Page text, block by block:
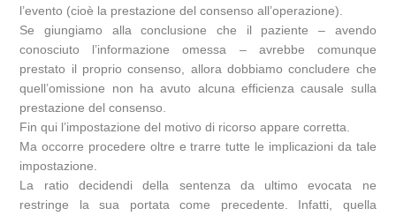
l’evento (cioè la prestazione del consenso all’operazione).
Se giungiamo alla conclusione che il paziente – avendo
conosciuto l’informazione omessa – avrebbe comunque
prestato il proprio consenso, allora dobbiamo concludere che
quell’omissione non ha avuto alcuna efficienza causale sulla
prestazione del consenso.
Fin qui l’impostazione del motivo di ricorso appare corretta.
Ma occorre procedere oltre e trarre tutte le implicazioni da tale
impostazione.
La ratio decidendi della sentenza da ultimo evocata ne
restringe la sua portata come precedente. Infatti, quella